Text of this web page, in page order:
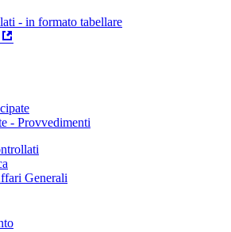
- in formato tabellare
- Provvedimenti
Generali